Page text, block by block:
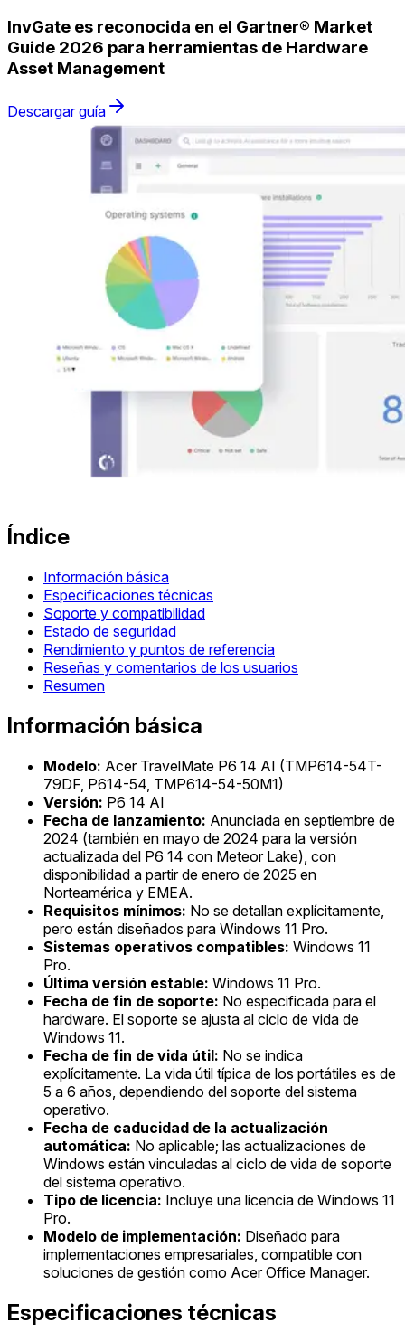
InvGate es reconocida en el Gartner® Market
Guide 2026 para herramientas de Hardware
Asset Management
Descargar guía
Índice
Información básica
Especificaciones técnicas
Soporte y compatibilidad
Estado de seguridad
Rendimiento y puntos de referencia
Reseñas y comentarios de los usuarios
Resumen
Información básica
Modelo: Acer TravelMate P6 14 AI (TMP614-54T-
79DF, P614-54, TMP614-54-50M1)
Versión: P6 14 AI
Fecha de lanzamiento: Anunciada en septiembre de
2024 (también en mayo de 2024 para la versión
actualizada del P6 14 con Meteor Lake), con
disponibilidad a partir de enero de 2025 en
Norteamérica y EMEA.
Requisitos mínimos: No se detallan explícitamente,
pero están diseñados para Windows 11 Pro.
Sistemas operativos compatibles: Windows 11
Pro.
Última versión estable: Windows 11 Pro.
Fecha de fin de soporte: No especificada para el
hardware. El soporte se ajusta al ciclo de vida de
Windows 11.
Fecha de fin de vida útil: No se indica
explícitamente. La vida útil típica de los portátiles es de
5 a 6 años, dependiendo del soporte del sistema
operativo.
Fecha de caducidad de la actualización
automática: No aplicable; las actualizaciones de
Windows están vinculadas al ciclo de vida de soporte
del sistema operativo.
Tipo de licencia: Incluye una licencia de Windows 11
Pro.
Modelo de implementación: Diseñado para
implementaciones empresariales, compatible con
soluciones de gestión como Acer Office Manager.
Especificaciones técnicas